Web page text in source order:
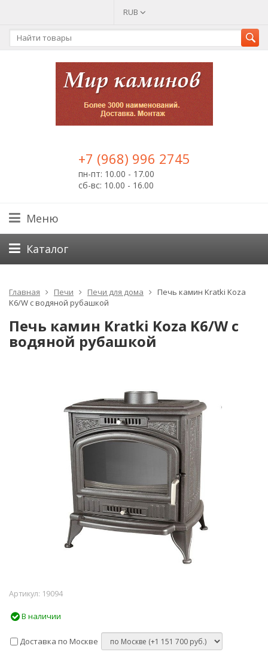
RUB
+7 (968) 996 2745
пн-пт: 10.00 - 17.00
сб-вс: 10.00 - 16.00
Меню
Каталог
Главная Печи Печи для дома
Печь камин Kratki Koza
K6/W с водяной рубашкой
Печь камин Kratki Koza K6/W с
водяной рубашкой
Артикул: 19094
В наличии
Доставка по Москве